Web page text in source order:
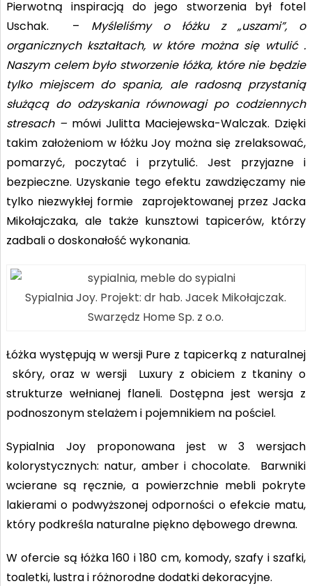
Pierwotną inspiracją do jego stworzenia był fotel
Uschak. – Myśleliśmy o łóżku z „uszami”, o
organicznych kształtach, w które można się wtulić .
Naszym celem było stworzenie łóżka, które nie będzie
tylko miejscem do spania, ale radosną przystanią
służącą do odzyskania równowagi po codziennych
stresach – mówi Julitta Maciejewska-Walczak. Dzięki
takim założeniom w łóżku Joy można się zrelaksować,
pomarzyć, poczytać i przytulić. Jest przyjazne i
bezpieczne. Uzyskanie tego efektu zawdzięczamy nie
tylko niezwykłej formie zaprojektowanej przez Jacka
Mikołajczaka, ale także kunsztowi tapicerów, którzy
zadbali o doskonałość wykonania.
Sypialnia Joy. Projekt: dr hab. Jacek Mikołajczak.
Swarzędz Home Sp. z o.o.
Łóżka występują w wersji Pure z tapicerką z naturalnej
skóry, oraz w wersji Luxury z obiciem z tkaniny o
strukturze wełnianej flaneli. Dostępna jest wersja z
podnoszonym stelażem i pojemnikiem na pościel.
Sypialnia Joy proponowana jest w 3 wersjach
kolorystycznych: natur, amber i chocolate. Barwniki
wcierane są ręcznie, a powierzchnie mebli pokryte
lakierami o podwyższonej odporności o efekcie matu,
który podkreśla naturalne piękno dębowego drewna.
W ofercie są łóżka 160 i 180 cm, komody, szafy i szafki,
toaletki, lustra i różnorodne dodatki dekoracyjne.